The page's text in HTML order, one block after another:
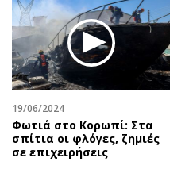
19/06/2024
Φωτιά στο Κορωπί: Στα
σπίτια οι φλόγες, ζημιές
σε επιχειρήσεις